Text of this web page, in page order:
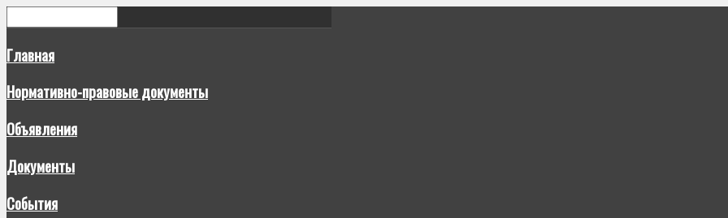
Главная
Нормативно-правовые документы
Объявления
Документы
События